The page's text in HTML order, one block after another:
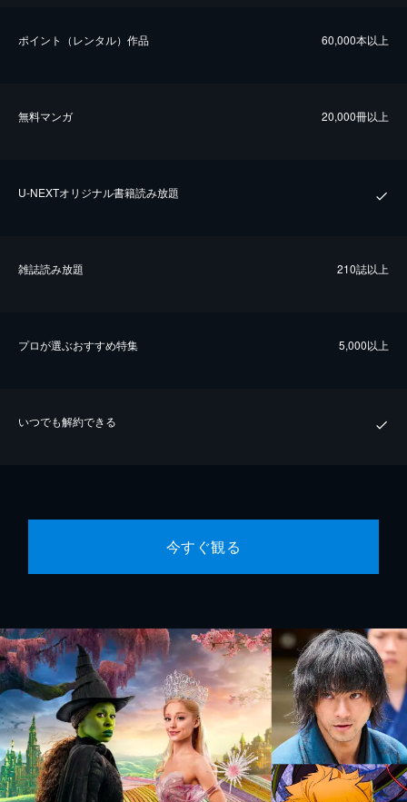
ポイント（レンタル）作品 60,000本以上
無料マンガ 20,000冊以上
U-NEXTオリジナル書籍読み放題
雑誌読み放題 210誌以上
プロが選ぶおすすめ特集 5,000以上
いつでも解約できる
今すぐ観る